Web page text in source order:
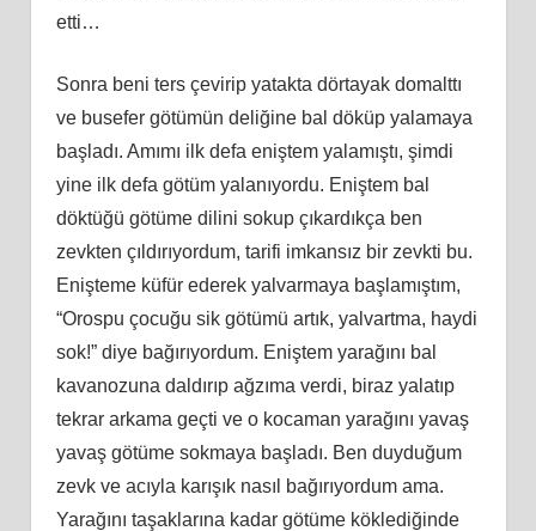
etti…
Sonra beni ters çevirip yatakta dörtayak domalttı
ve busefer götümün deliğine bal döküp yalamaya
başladı. Amımı ilk defa eniştem yalamıştı, şimdi
yine ilk defa götüm yalanıyordu. Eniştem bal
döktüğü götüme dilini sokup çıkardıkça ben
zevkten çıldırıyordum, tarifi imkansız bir zevkti bu.
Enişteme küfür ederek yalvarmaya başlamıştım,
“Orospu çocuğu sik götümü artık, yalvartma, haydi
sok!” diye bağırıyordum. Eniştem yarağını bal
kavanozuna daldırıp ağzıma verdi, biraz yalatıp
tekrar arkama geçti ve o kocaman yarağını yavaş
yavaş götüme sokmaya başladı. Ben duyduğum
zevk ve acıyla karışık nasıl bağırıyordum ama.
Yarağını taşaklarına kadar götüme köklediğinde